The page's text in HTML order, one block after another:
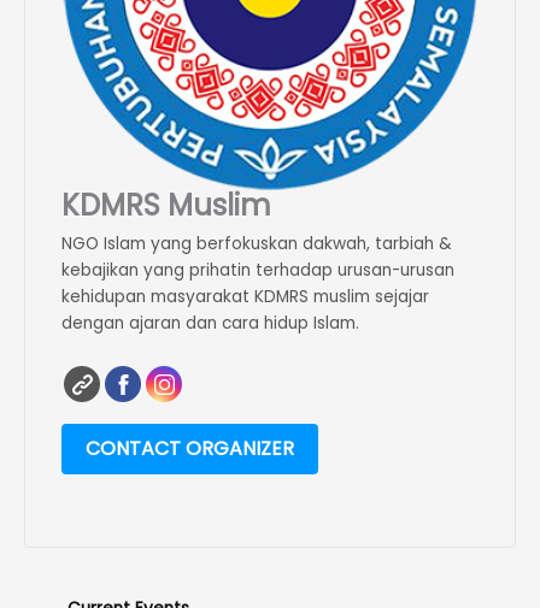
KDMRS Muslim
NGO Islam yang berfokuskan dakwah, tarbiah &
kebajikan yang prihatin terhadap urusan-urusan
kehidupan masyarakat KDMRS muslim sejajar
dengan ajaran dan cara hidup Islam.
CONTACT ORGANIZER